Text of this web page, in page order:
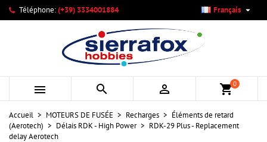
Téléphone:(+39) 3334001884 Français 
   shopping_cart0
Accueil MOTEURS DE FUSÉE Recharges
Éléments de retard
(Aerotech)
Délais RDK - High Power
RDK-29 Plus - Replacement
delay Aerotech
Mes listes d'envies ×
Créer une nouvelle liste
Créer une liste d'envies ×
Nom de la liste d'envies
Annuler Créer une liste d'envies
Connexion ×
Vous devez être connecté pour ajouter des produits à votre
liste d'envies.
Annuler Connexion